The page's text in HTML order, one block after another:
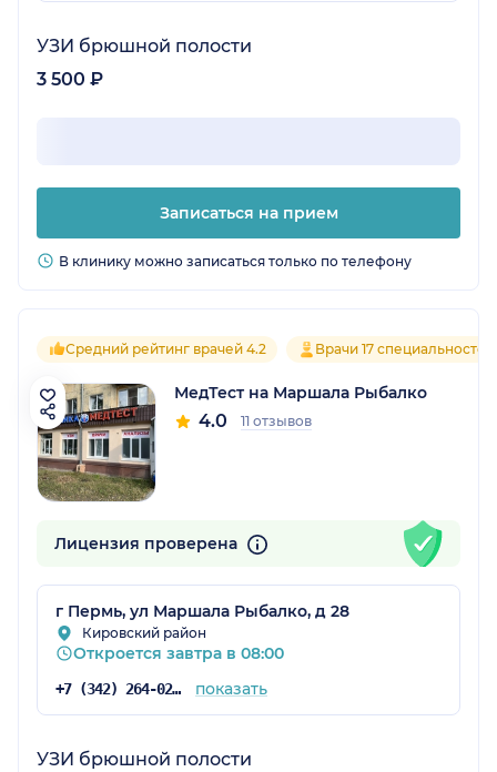
УЗИ брюшной полости
3 500 ₽
Записаться на прием
В клинику можно записаться только по телефону
Средний рейтинг врачей 4.2 Врачи 17 специальностей
МедТест на Маршала Рыбалко
4.0 11 отзывов
Лицензия проверена
г Пермь, ул Маршала Рыбалко, д 28
Кировский район
Откроется завтра в 08:00
+7 (342) 264-02-09 показать
УЗИ брюшной полости